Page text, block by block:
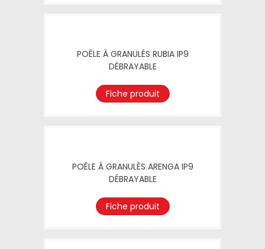
POÊLE À GRANULÉS RUBIA IP9
DÉBRAYABLE
Fiche produit
POÊLE À GRANULÉS ARENGA IP9
DÉBRAYABLE
Fiche produit